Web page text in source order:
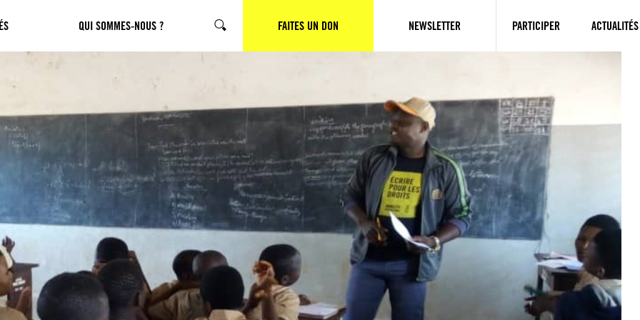
QUI SOMMES-NOUS ? CHERCHER FAITES UN DON NEWSLETTER PARTICIPER ACTUALITÉS